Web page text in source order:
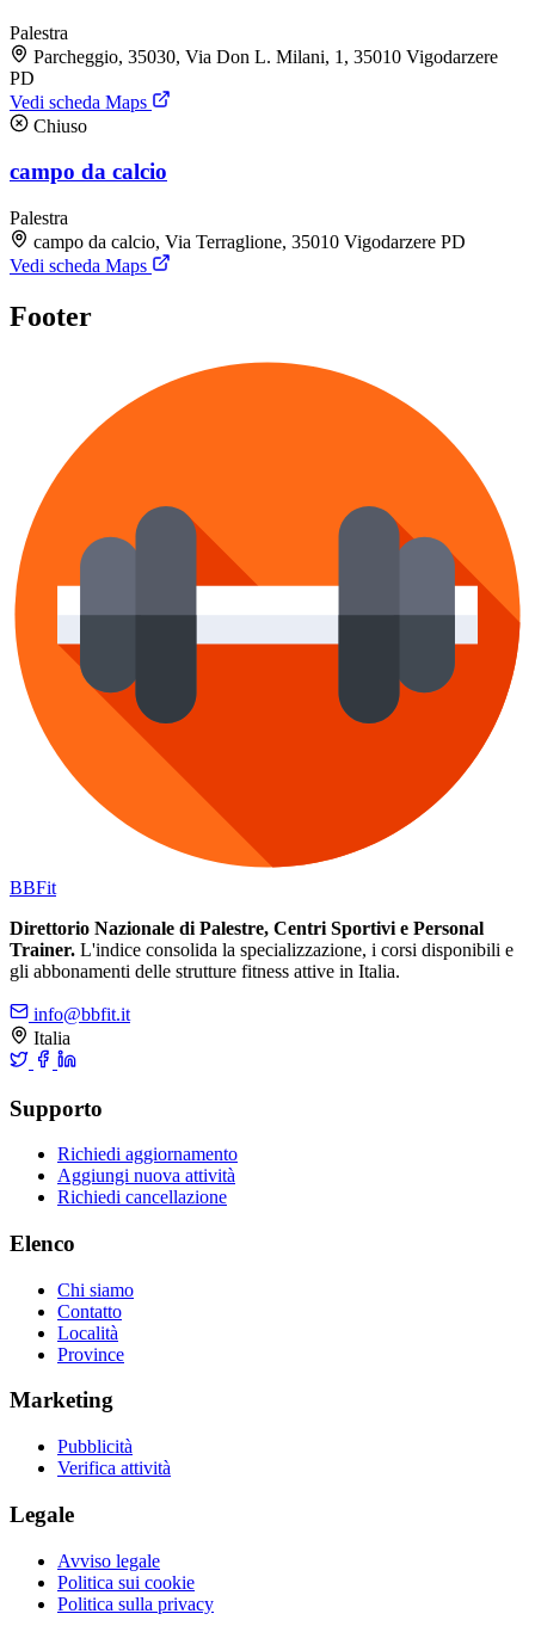
Palestra
Parcheggio, 35030, Via Don L. Milani, 1, 35010 Vigodarzere
PD
Vedi scheda Maps
Chiuso
campo da calcio
Palestra
campo da calcio, Via Terraglione, 35010 Vigodarzere PD
Vedi scheda Maps
Footer
BBFit
Direttorio Nazionale di Palestre, Centri Sportivi e Personal
Trainer. L'indice consolida la specializzazione, i corsi disponibili e
gli abbonamenti delle strutture fitness attive in Italia.
info@bbfit.it
Italia
Supporto
Richiedi aggiornamento
Aggiungi nuova attività
Richiedi cancellazione
Elenco
Chi siamo
Contatto
Località
Province
Marketing
Pubblicità
Verifica attività
Legale
Avviso legale
Politica sui cookie
Politica sulla privacy